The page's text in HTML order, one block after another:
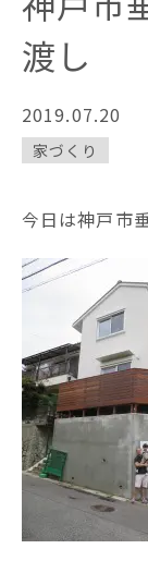
渡し
2019.07.20
家づくり
今日は神戸市